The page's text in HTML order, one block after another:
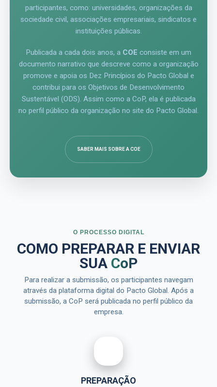
participantes, como: universidades, organizações da
sociedade civil, associações empresariais, sindicatos e
instituições públicas.
Publicada a cada dois anos, a COE consiste em um
documento narrativo que descreve como a organização
promove e apoia os Dez Princípios do Pacto Global e
contribui para os Objetivos de Desenvolvimento
Sustentável (ODS). Assim como a CoP, ela é publicada
no perfil público da organização no site do Pacto Global.
SABER MAIS SOBRE A COE
O PROCESSO DIGITAL
COMO PREPARAR E ENVIAR
SUA CoP
Para realizar a submissão, os participantes navegam
através da plataforma digital do Pacto Global. Após a
submissão, a CoP será publicada no perfil público da
empresa.
PREPARAÇÃO